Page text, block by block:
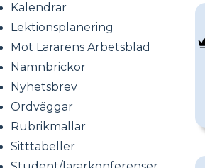
Kalendrar
Lektionsplanering
Möt Lärarens Arbetsblad
Namnbrickor
Nyhetsbrev
Ordväggar
Rubrikmallar
Sitttabeller